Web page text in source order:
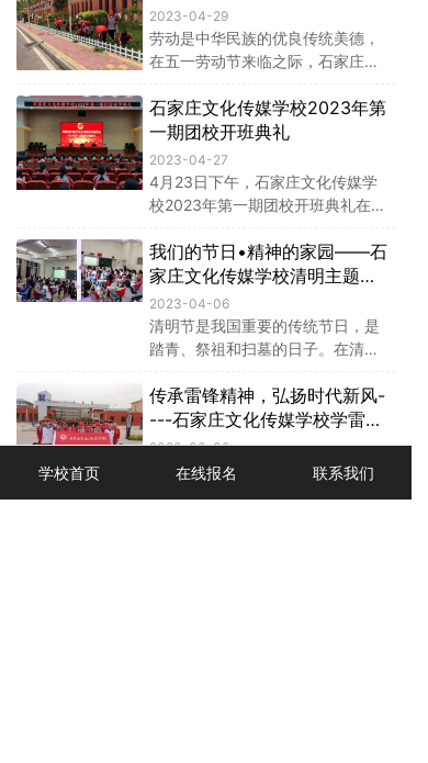
媒学校团委结合工作实际，组织全
校各班开展了“弘扬五四精神，展现
青春风采”主题团日活动。
2023-04-29
劳动是中华民族的优良传统美德，
在五一劳动节来临之际，石家庄文
组织学生开展了“我劳动、我成长、
我快乐”劳动育人主题活动，鼓励学
生弘扬劳动精神，以实际行动传递
奉献意识。
石家庄文化传媒学校2023年第
一期团校开班典礼
2023-04-27
4月23日下午，石家庄文化传媒学
校2023年第一期团校开班典礼在明
张占军出席本次开班仪式。会议由
学生发展中心副主任谷立超主持。
我们的节日•精神的家园——石
家庄文化传媒学校清明主题活
动
2023-04-06
清明节是我国重要的传统节日，是
踏青、祭祖和扫墓的日子。在清明
承先烈遗志，弘扬民族精神，增强
同学们的责任感和使命感，石家庄
文化传媒学校团委组织各班开展了
“我们的节日·精神的家园”清明主题
活动。
传承雷锋精神，弘扬时代新风-
---石家庄文化传媒学校学雷锋
月系列报道（三）
2023-03-30
三月是一个春光明媚、生机勃勃的
学校首页 在线报名 联系我们